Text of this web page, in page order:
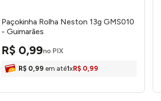
Paçokinha Rolha Neston 13g GMS010
- Guimarães
R$ 0,99no PIX
R$ 0,99 em até1xR$ 0,99